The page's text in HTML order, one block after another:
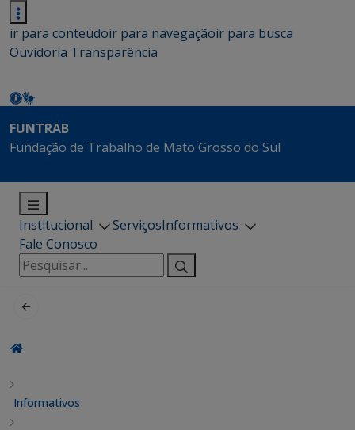
ir para conteúdoir para navegaçãoir para busca
Ouvidoria Transparência
FUNTRAB
Fundação de Trabalho de Mato Grosso do Sul
Institucional ServiçosInformativos
Fale Conosco
Pesquisar
por:
Informativos